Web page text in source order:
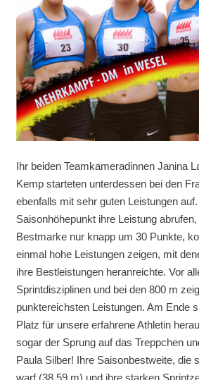
Ihr beiden Teamkameradinnen Janina
Kemp starteten unterdessen bei den
ebenfalls mit sehr guten Leistungen
Saisonhöhepunkt ihre Leistung
Bestmarke nur knapp um 30 Punkte,
einmal hohe Leistungen zeigen, mit
ihre Bestleistungen heranreichte. Vor
Sprintdisziplinen und bei den 800 m
punktereichsten Leistungen. Am Ende
Platz für unsere erfahrene Athletin
sogar der Sprung auf das Treppchen
Paula Silber! Ihre Saisonbestweite, die
warf (38,59 m) und ihre starken